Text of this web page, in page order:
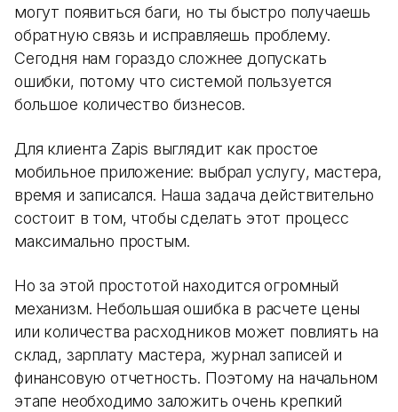
могут появиться баги, но ты быстро получаешь
обратную связь и исправляешь проблему.
Сегодня нам гораздо сложнее допускать
ошибки, потому что системой пользуется
большое количество бизнесов.
Для клиента Zapis выглядит как простое
мобильное приложение: выбрал услугу, мастера,
время и записался. Наша задача действительно
состоит в том, чтобы сделать этот процесс
максимально простым.
Но за этой простотой находится огромный
механизм. Небольшая ошибка в расчете цены
или количества расходников может повлиять на
склад, зарплату мастера, журнал записей и
финансовую отчетность. Поэтому на начальном
этапе необходимо заложить очень крепкий